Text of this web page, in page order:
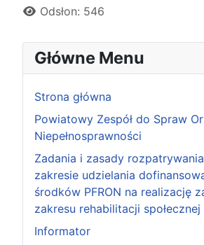
Główne Menu
Strona główna
Powiatowy Zespół do Spraw
Niepełnosprawności
Zadania i zasady
zakresie udzielania
środków PFRON na realizację
zakresu rehabilitacji społecznej
Informator
Odsłon: 546